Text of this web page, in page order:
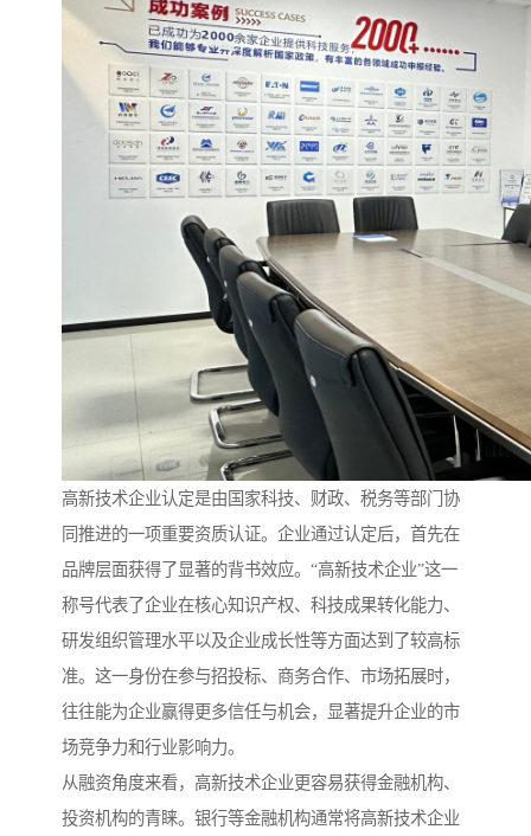
高新技术企业认定是由国家科技、财政、税务等部门协
同推进的一项重要资质认证。企业通过认定后，首先在
品牌层面获得了显著的背书效应。“高新技术企业”这一
称号代表了企业在核心知识产权、科技成果转化能力、
研发组织管理水平以及企业成长性等方面达到了较高标
准。这一身份在参与招投标、商务合作、市场拓展时，
往往能为企业赢得更多信任与机会，显著提升企业的市
场竞争力和行业影响力。
从融资角度来看，高新技术企业更容易获得金融机构、
投资机构的青睐。银行等金融机构通常将高新技术企业